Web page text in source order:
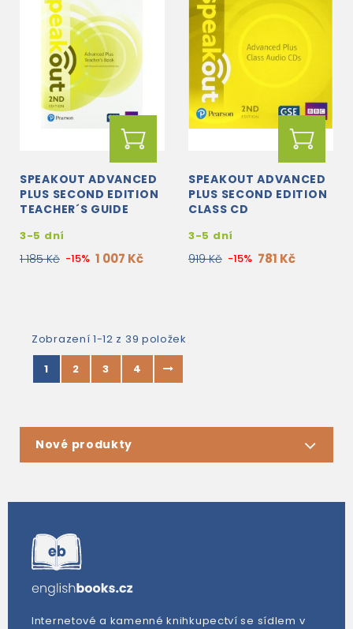
SPEAKOUT ADVANCED
PLUS SECOND EDITION
TEACHER´S GUIDE
3-5 dní
1 185 Kč -15% 1 007 Kč
SPEAKOUT ADVANCED
PLUS SECOND EDITION
CLASS CD
3-5 dní
919 Kč -15% 781 Kč
Zobrazení 1-12 z 39 položek
1
2 3 4
Nové produkty
Internetové a kamenné knihkupectví se sídlem v